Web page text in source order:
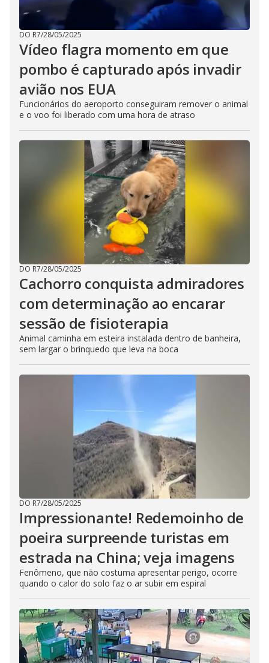
DO R7/28/05/2025
Vídeo flagra momento em que
pombo é capturado após invadir
avião nos EUA
Funcionários do aeroporto conseguiram remover o animal
e o voo foi liberado com uma hora de atraso
DO R7/28/05/2025
Cachorro conquista admiradores
com determinação ao encarar
sessão de fisioterapia
Animal caminha em esteira instalada dentro de banheira,
sem largar o brinquedo que leva na boca
DO R7/28/05/2025
Impressionante! Redemoinho de
poeira surpreende turistas em
estrada na China; veja imagens
Fenômeno, que não costuma apresentar perigo, ocorre
quando o calor do solo faz o ar subir em espiral